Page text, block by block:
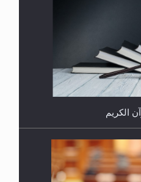
الميلادية أو الهجرية؟
الكريم